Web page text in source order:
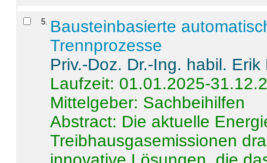
5
Bausteinbasierte
Trennprozesse
Priv.-Doz. Dr.-Ing. habil. Erik
Laufzeit: 01.01.2025-
Mittelgeber: Sachbeihilfen
Abstract: Die aktuelle
Treibhausgasemissionen